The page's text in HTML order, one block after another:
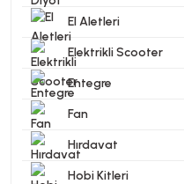
El Aletleri
Elektrikli Scooter
Entegre
Fan
Hırdavat
Hobi Kitleri